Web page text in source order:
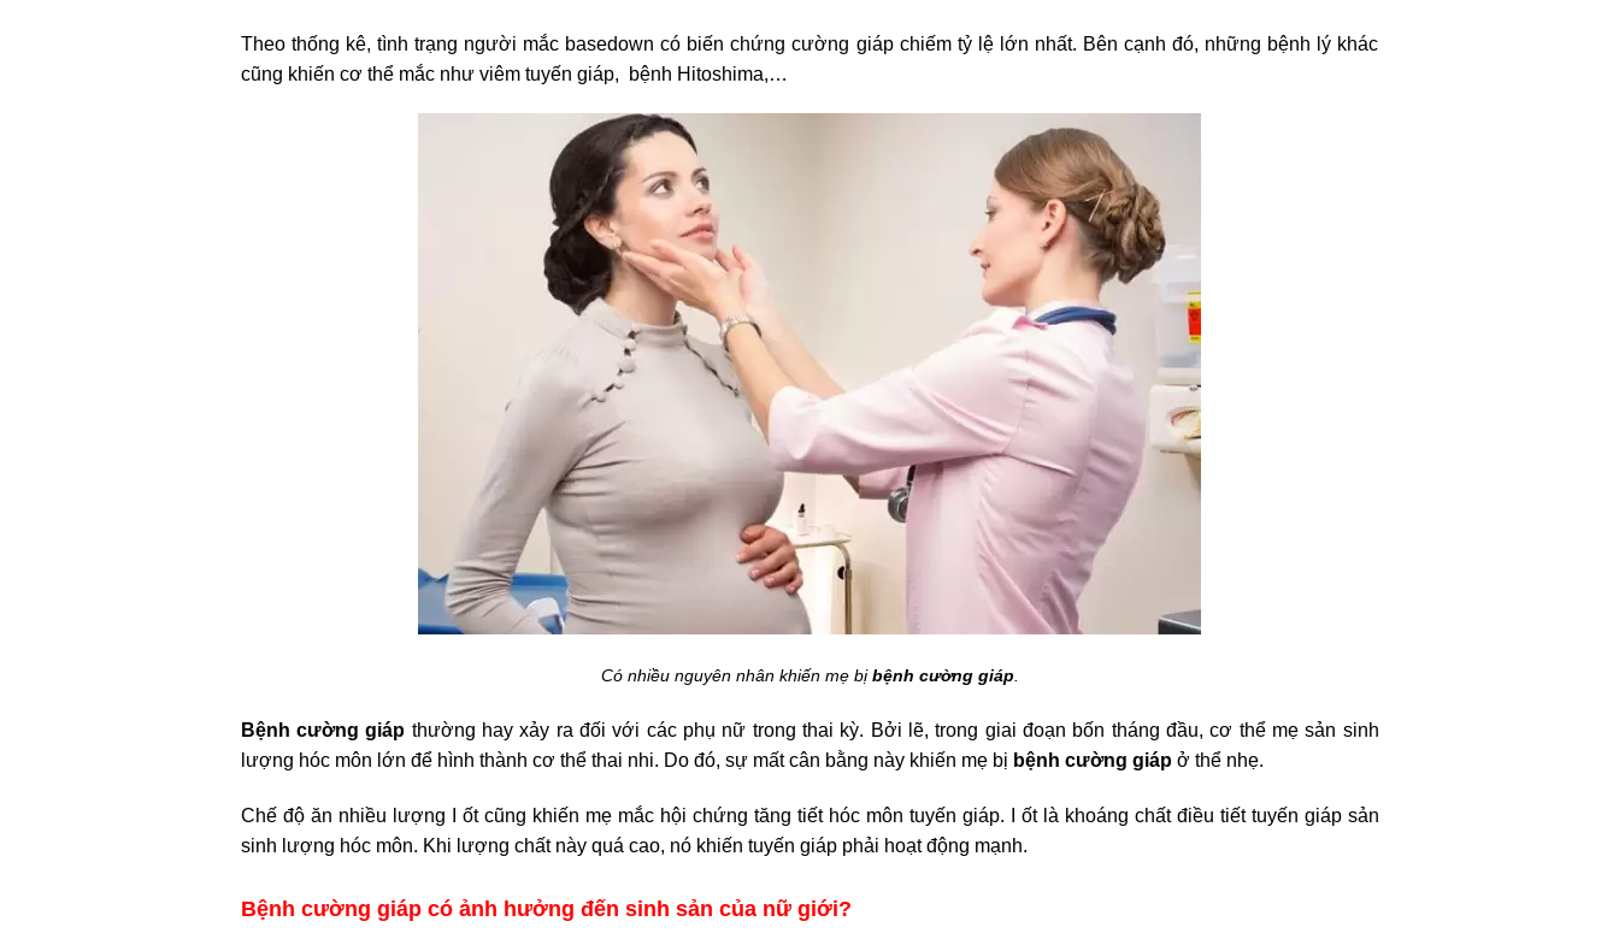
Theo thống kê, tình trạng người mắc basedown có biến chứng cường giáp chiếm tỷ lệ lớn nhất. Bên cạnh đó, những bệnh lý khác
cũng khiến cơ thể mắc như viêm tuyến giáp, bệnh Hitoshima,…
Có nhiều nguyên nhân khiến mẹ bịbệnh cường giáp
Bệnh cường giáp thường hay xảy ra đối với các phụ nữ trong thai kỳ. Bởi lẽ, trong giai đoạn bốn tháng đầu, cơ thể mẹ sản sinh
lượng hóc môn lớn để hình thành cơ thể thai nhi. Do đó, sự mất cân bằng này khiến mẹ bị bệnh cường giápở thể nhẹ.
Chế độ ăn nhiều lượng I ốt cũng khiến mẹ mắc hội chứng tăng tiết hóc môn tuyến giáp. I ốt là khoáng chất điều tiết tuyến giáp sản
sinh lượng hóc môn. Khi lượng chất này quá cao, nó khiến tuyến giáp phải hoạt động mạnh.
Bệnh cường giáp có ảnh hưởng đến sinh sản của nữ giới?